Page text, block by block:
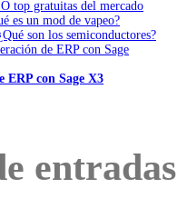
top gratuitas del mercado
es un mod de vapeo?
son los semiconductores?
ERP con Sage X3
entradas